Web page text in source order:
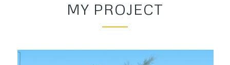
MY PROJECT